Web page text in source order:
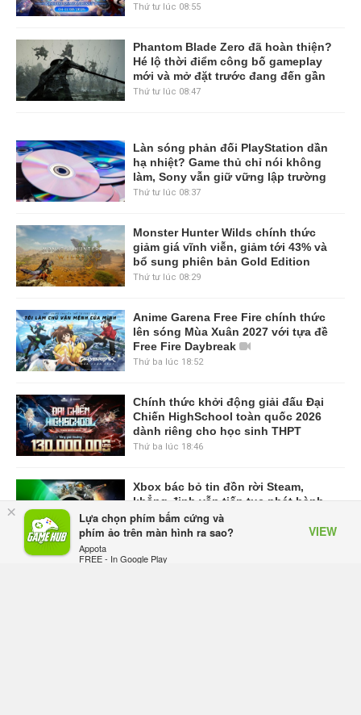
×
Lựa chọn phím bấm cứng và
phím ảo trên màn hình ra sao?
Appota
FREE - In Google Play
VIEW
Thứ tư lúc 08:55
Phantom Blade Zero đã hoàn thiện?
Hé lộ thời điểm công bố gameplay
mới và mở đặt trước đang đến gần
Thứ tư lúc 08:47
Làn sóng phản đối PlayStation dần
hạ nhiệt? Game thủ chỉ nói không
làm, Sony vẫn giữ vững lập trường
Thứ tư lúc 08:37
Monster Hunter Wilds chính thức
giảm giá vĩnh viễn, giảm tới 43% và
bổ sung phiên bản Gold Edition
Thứ tư lúc 08:29
Anime Garena Free Fire chính thức
lên sóng Mùa Xuân 2027 với tựa đề
Free Fire Daybreak
Thứ ba lúc 18:52
Chính thức khởi động giải đấu Đại
Chiến HighSchool toàn quốc 2026
dành riêng cho học sinh THPT
Thứ ba lúc 18:46
Xbox bác bỏ tin đồn rời Steam,
khẳng định vẫn tiếp tục phát hành
game trên nền tảng của Valve
Thứ ba lúc 09:09
VIEW MORE